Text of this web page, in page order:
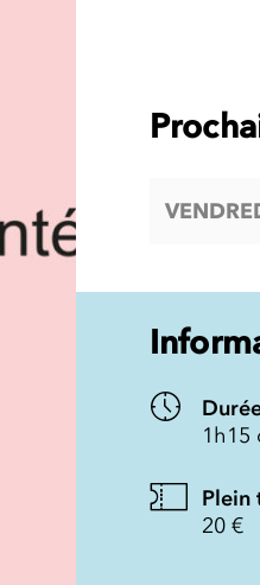
1h15
Plein
20 €